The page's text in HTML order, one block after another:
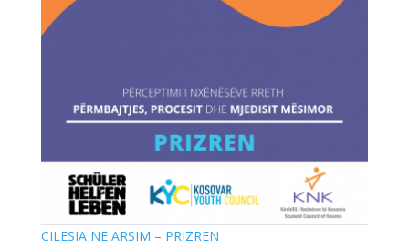
CILESIA NE ARSIM – PRIZREN